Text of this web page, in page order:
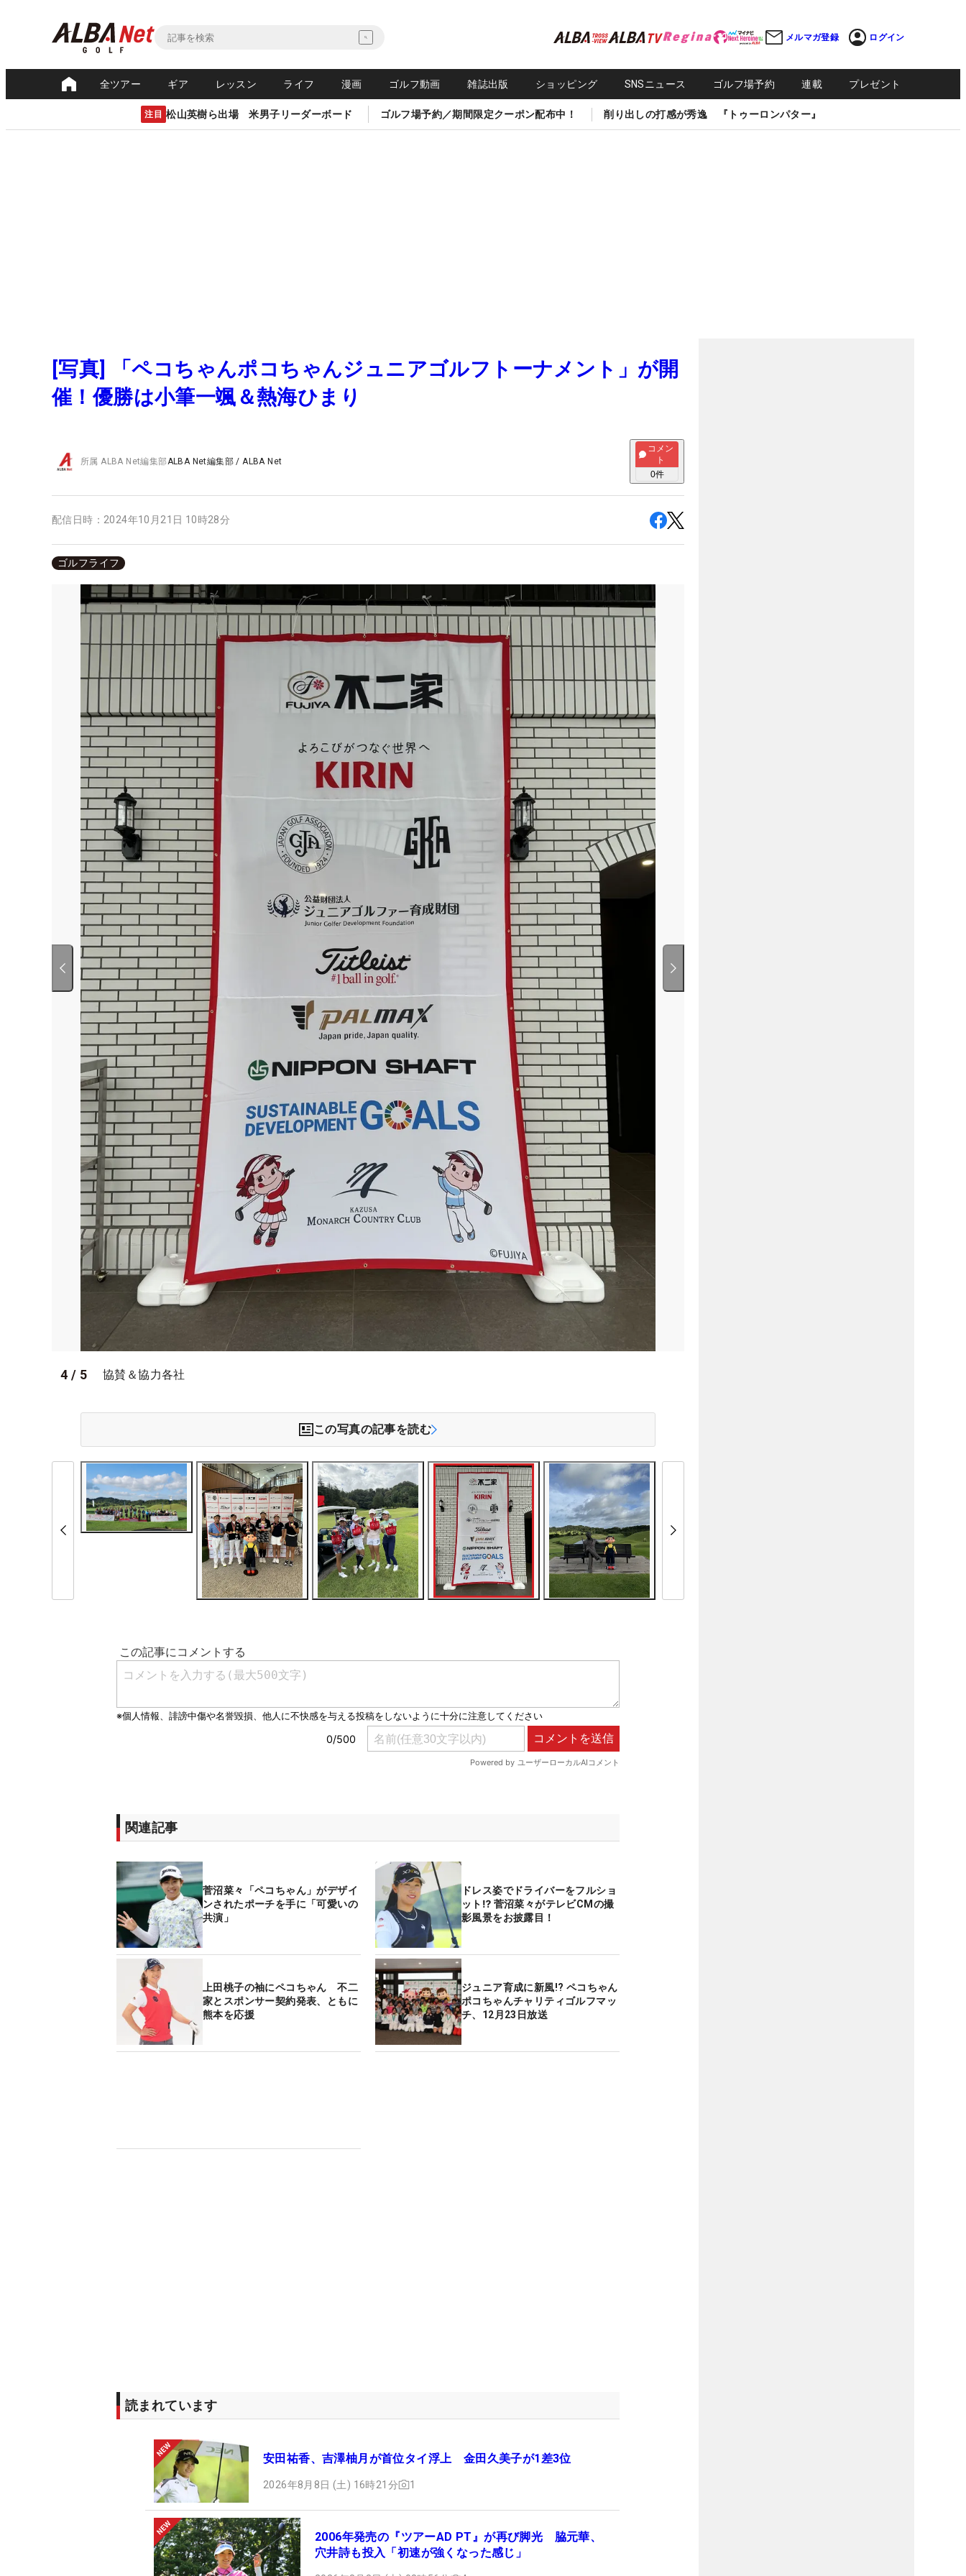
メルマガ登録 ログイン
全ツアー ギア レッスン ライフ 漫画 ゴルフ動画 雑誌出版 ショッピング SNSニュース ゴルフ場予約 連載 プレゼント
注目 松山英樹ら出場 米男子リーダーボード ゴルフ場予約／期間限定クーポン配布中！ 削り出しの打感が秀逸 『トゥーロンパター』
[写真] 「ペコちゃんポコちゃんジュニアゴルフトーナメント」が開
催！優勝は小筆一颯＆熱海ひまり
所属ALBA Net編集部ALBA Net編集部 /ALBA Net
コメン
ト
0件
配信日時： 2024年10月21日 10時28分
ゴルフライフ
4 / 5 協賛＆協力各社
この写真の記事を読む
関連記事
菅沼菜々「ペコちゃん」がデザイ
ンされたポーチを手に「可愛いの
共演」
ドレス姿でドライバーをフルショ
ット⁉ 菅沼菜々がテレビCMの撮
影風景をお披露目！
上田桃子の袖にペコちゃん 不二
家とスポンサー契約発表、ともに
熊本を応援
ジュニア育成に新風!? ペコちゃん
ポコちゃんチャリティゴルフマッ
チ、12月23日放送
読まれています
安田祐香、吉澤柚月が首位タイ浮上 金田久美子が1差3位
2026年8月8日 (土) 16時21分 1
2006年発売の『ツアーAD PT』が再び脚光 脇元華、
穴井詩も投入「初速が強くなった感じ」